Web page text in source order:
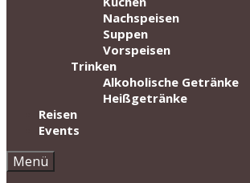
Nachspeisen
Suppen
Vorspeisen
Trinken
Alkoholische Getränke
Heißgetränke
Reisen
Events
Menü